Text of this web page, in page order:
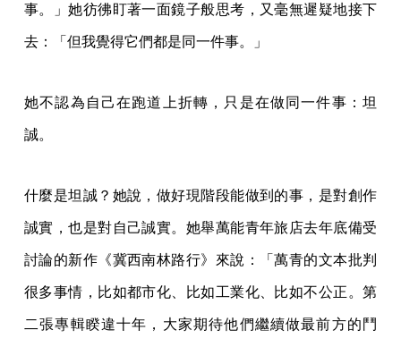
事。」她彷彿盯著一面鏡子般思考，又毫無遲疑地接下
去：「但我覺得它們都是同一件事。」
她不認為自己在跑道上折轉，只是在做同一件事：坦
誠。
什麼是坦誠？她說，做好現階段能做到的事，是對創作
誠實，也是對自己誠實。她舉萬能青年旅店去年底備受
討論的新作《冀西南林路行》來說：「萬青的文本批判
很多事情，比如都市化、比如工業化、比如不公正。第
二張專輯睽違十年，大家期待他們繼續做最前方的鬥